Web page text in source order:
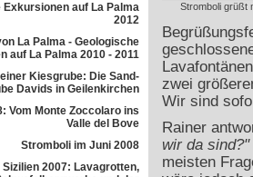
Exkursionen auf La Palma
2012
La Palma - Geologische
auf La Palma 2010 - 2011
Kiesgrube: Die Sand-
Davids in Geilenkirchen
Vom Monte Zoccolaro ins
Valle del Bove
Stromboli im Juni 2008
Sizilien 2007: Lavagrotten,
Stromboli grüßt
zwei
Wir sind
Rainer
wir da sind?"
meisten